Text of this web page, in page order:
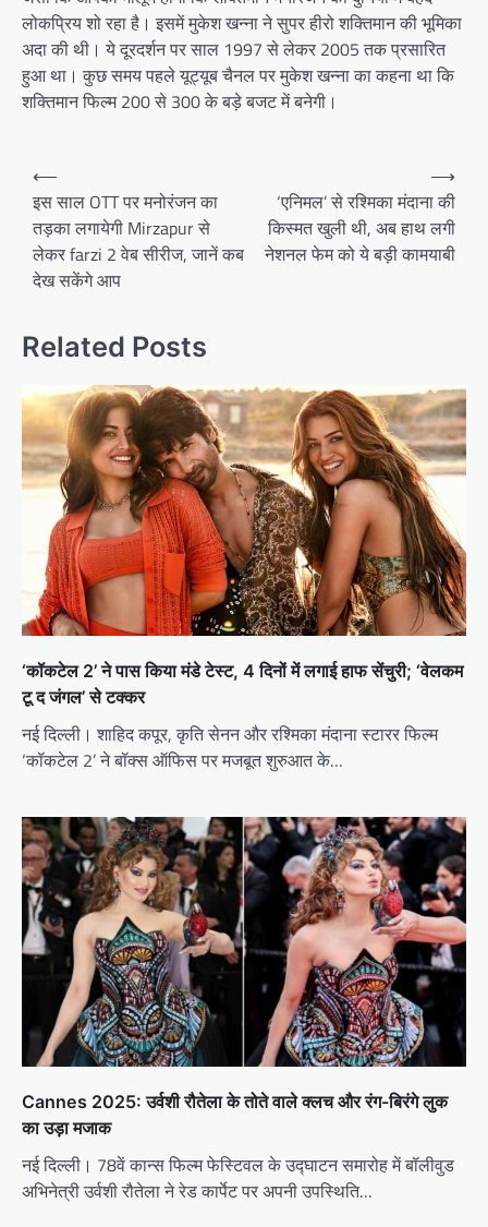
लोकप्रिय शो रहा है। इसमें मुकेश खन्ना ने सुपर हीरो शक्तिमान की भूमिका
अदा की थी। ये दूरदर्शन पर साल 1997 से लेकर 2005 तक प्रसारित
हुआ था। कुछ समय पहले यूट्यूब चैनल पर मुकेश खन्ना का कहना था कि
शक्तिमान फिल्म 200 से 300 के बड़े बजट में बनेगी।
Post
navigation
⟵
इस साल OTT पर मनोरंजन का
तड़का लगायेगी Mirzapur से
लेकर farzi 2 वेब सीरीज, जानें कब
देख सकेंगे आप
‘एनिमल’ से रश्मिका मंदाना की
किस्मत खुली थी, अब हाथ लगी
नेशनल फेम को ये बड़ी कामयाबी
⟶
Related Posts
‘कॉकटेल 2’ ने पास किया मंडे टेस्ट, 4 दिनों में लगाई हाफ सेंचुरी; ‘वेलकम
टू द जंगल’ से टक्कर
नई दिल्ली। शाहिद कपूर, कृति सेनन और रश्मिका मंदाना स्टारर फिल्म
‘कॉकटेल 2’ ने बॉक्स ऑफिस पर मजबूत शुरुआत के…
Cannes 2025: उर्वशी रौतेला के तोते वाले क्लच और रंग-बिरंगे लुक
का उड़ा मजाक
नई दिल्ली। 78वें कान्स फिल्म फेस्टिवल के उद्घाटन समारोह में बॉलीवुड
अभिनेत्री उर्वशी रौतेला ने रेड कार्पेट पर अपनी उपस्थिति…